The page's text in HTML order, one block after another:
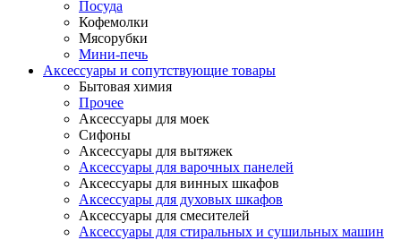
Посуда
Кофемолки
Мясорубки
Мини-печь
Аксессуары и сопутствующие товары
Бытовая химия
Прочее
Аксессуары для моек
Сифоны
Аксессуары для вытяжек
Аксессуары для варочных панелей
Аксессуары для винных шкафов
Аксессуары для духовых шкафов
Аксессуары для смесителей
Аксессуары для стиральных и сушильных машин